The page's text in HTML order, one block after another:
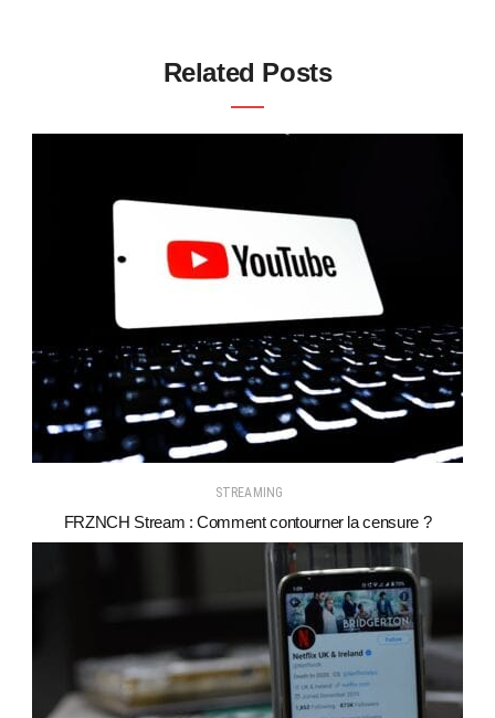
Related Posts
STREAMING
FRZNCH Stream : Comment contourner la censure ?